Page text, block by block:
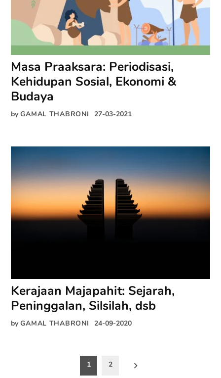
Masa Praaksara: Periodisasi,
Kehidupan Sosial, Ekonomi &
Budaya
by GAMAL THABRONI 27-03-2021
Kerajaan Majapahit: Sejarah,
Peninggalan, Silsilah, dsb
by GAMAL THABRONI 24-09-2020
1 2